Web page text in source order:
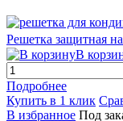
Решетка защитная
В
Подробнее
Купить в 1 клик
В избранное Под